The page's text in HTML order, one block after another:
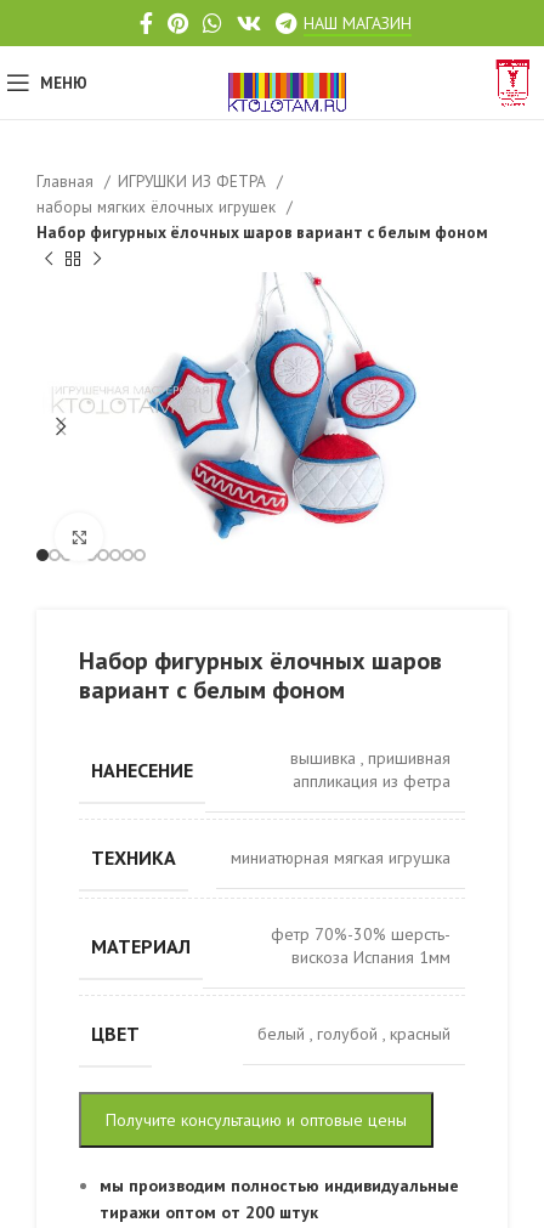
НАШ МАГАЗИН
МЕНЮ
Главная
ИГРУШКИ ИЗ ФЕТРА
наборы мягких ёлочных игрушек
Набор фигурных ёлочных шаров вариант с белым фоном
Click to enlarge
Набор фигурных ёлочных шаров
вариант с белым фоном
НАНЕСЕНИЕ вышивка , пришивная
аппликация из фетра
ТЕХНИКА миниатюрная мягкая игрушка
МАТЕРИАЛ
фетр 70%-30% шерсть-
вискоза Испания 1мм
ЦВЕТ белый , голубой , красный
Получите консультацию и оптовые цены
мы производим полностью индивидуальные
тиражи оптом от 200 штук